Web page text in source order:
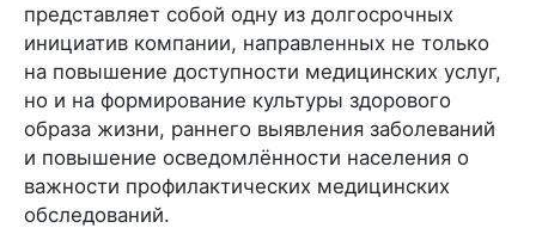
представляет собой одну из долгосрочных
инициатив компании, направленных не только
на повышение доступности медицинских услуг,
но и на формирование культуры здорового
образа жизни, раннего выявления заболеваний
и повышение осведомлённости населения о
важности профилактических медицинских
обследований.